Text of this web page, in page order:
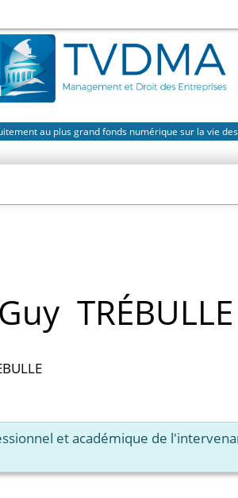
au plus grand fonds numérique sur la vie
TRÉBULLE
et académique de